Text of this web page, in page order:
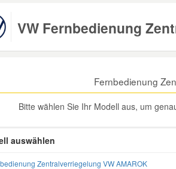
VW Fernbedienung
Fernbedienung
Bitte wählen Sie Ihr Modell aus, um
auswählen
Zentralverriegelung VW AMAROK